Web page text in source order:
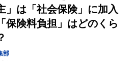
」は「社会保険」に加入
保険料負担」はどのくら
部